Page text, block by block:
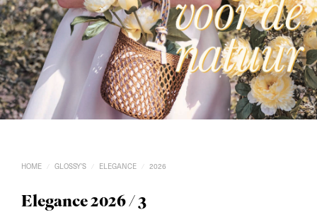
HOME / GLOSSY'S / ELEGANCE / 2026
Elegance 2026 / 3